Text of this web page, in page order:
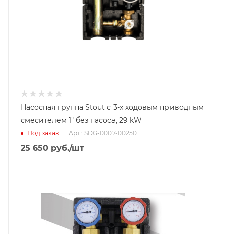
Насосная группа Stout с 3-х ходовым приводным
смесителем 1" без насоса, 29 kW
Под заказ Арт.: SDG-0007-002501
25 650 руб./шт
DN 25